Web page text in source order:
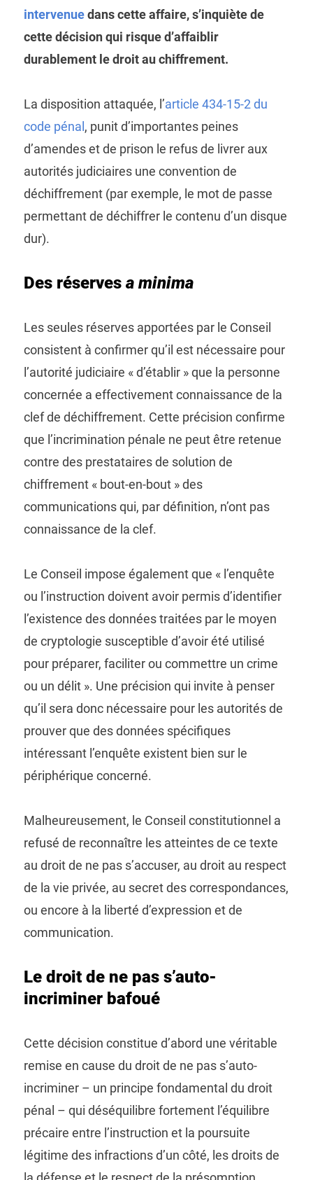
intervenuedans cette affaire, s’inquiète de
cette décision qui risque d’affaiblir
durablement le droit au chiffrement.
La disposition attaquée, l’article 434-15-2 du
code pénal , punit d’importantes peines
d’amendes et de prison le refus de livrer aux
autorités judiciaires une convention de
déchiffrement (par exemple, le mot de passe
permettant de déchiffrer le contenu d’un disque
dur).
Des réserves a minima
Les seules réserves apportées par le Conseil
consistent à confirmer qu’il est nécessaire pour
l’autorité judiciaire « d’établir » que la personne
concernée a effectivement connaissance de la
clef de déchiffrement. Cette précision confirme
que l’incrimination pénale ne peut être retenue
contre des prestataires de solution de
chiffrement « bout-en-bout » des
communications qui, par définition, n’ont pas
connaissance de la clef.
Le Conseil impose également que « l’enquête
ou l’instruction doivent avoir permis d’identifier
l’existence des données traitées par le moyen
de cryptologie susceptible d’avoir été utilisé
pour préparer, faciliter ou commettre un crime
ou un délit ». Une précision qui invite à penser
qu’il sera donc nécessaire pour les autorités de
prouver que des données spécifiques
intéressant l’enquête existent bien sur le
périphérique concerné.
Malheureusement, le Conseil constitutionnel a
refusé de reconnaître les atteintes de ce texte
au droit de ne pas s’accuser, au droit au respect
de la vie privée, au secret des correspondances,
ou encore à la liberté d’expression et de
communication.
Le droit de ne pas s’auto-
incriminer bafoué
Cette décision constitue d’abord une véritable
remise en cause du droit de ne pas s’auto-
incriminer – un principe fondamental du droit
pénal – qui déséquilibre fortement l’équilibre
précaire entre l’instruction et la poursuite
légitime des infractions d’un côté, les droits de